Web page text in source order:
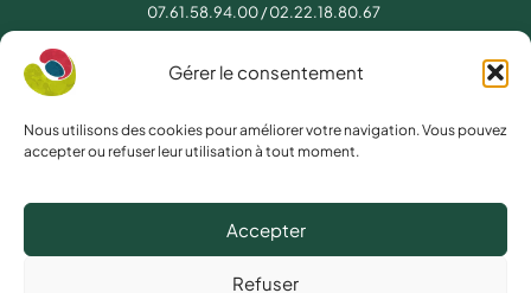
Gérer le consentement
Nous utilisons des cookies pour améliorer votre navigation. Vous pouvez
accepter ou refuser leur utilisation à tout moment.
Accepter
Refuser
07.61.58.94.00/02.22.18.80.67
Copyright © 2026 Conseil de Développement Redon